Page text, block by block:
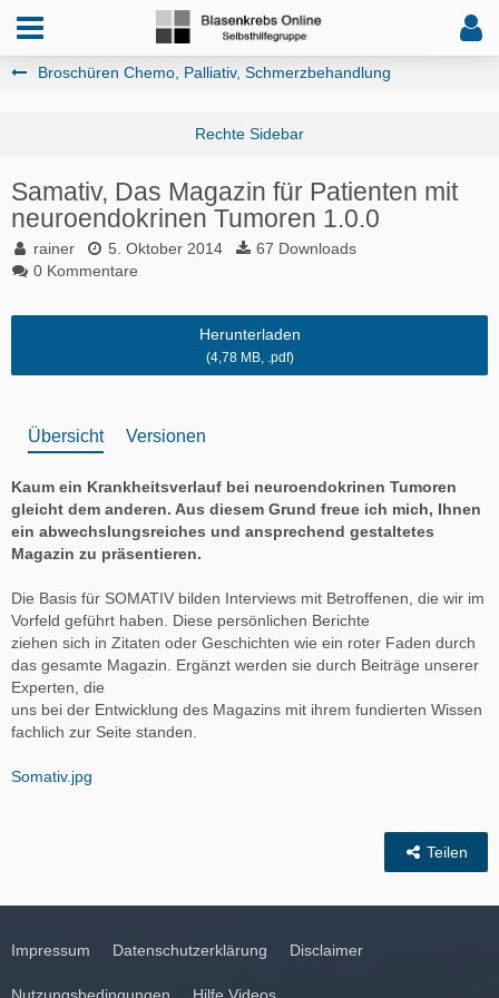
Broschüren Chemo, Palliativ, Schmerzbehandlung
Samativ, Das Magazin für Patienten mit
neuroendokrinen Tumoren 1.0.0
rainer 5. Oktober 2014
67 Downloads
0 Kommentare
Herunterladen
(4,78 MB, .pdf)
Übersicht Versionen
Kaum ein Krankheitsverlauf bei neuroendokrinen Tumoren
gleicht dem anderen. Aus diesem Grund freue ich mich, Ihnen
ein abwechslungsreiches und ansprechend gestaltetes
Magazin zu präsentieren.
Die Basis für SOMATIV bilden Interviews mit Betroffenen, die wir im
Vorfeld geführt haben. Diese persönlichen Berichte
ziehen sich in Zitaten oder Geschichten wie ein roter Faden durch
das gesamte Magazin. Ergänzt werden sie durch Beiträge unserer
Experten, die
uns bei der Entwicklung des Magazins mit ihrem fundierten Wissen
fachlich zur Seite standen.
Somativ.jpg
Teilen
Impressum Datenschutzerklärung Disclaimer